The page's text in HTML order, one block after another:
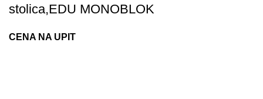
stolica,EDU MONOBLOK
CENA NA UPIT